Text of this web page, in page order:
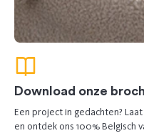
Download onze
Een project in gedachten?
en ontdek ons 100% Belgisch